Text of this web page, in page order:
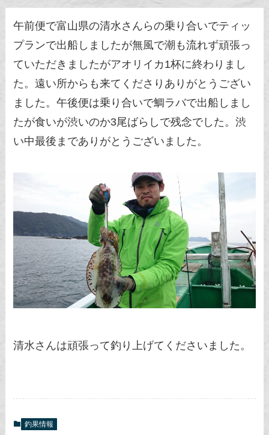
午前便で富山県の清水さんらの乗り合いでティッ
プランで出船しましたが無風で潮も流れず頑張っ
ていただきましたがアオリイカ1杯に終わりまし
た。遠い所からも来てくださりありがとうござい
ました。午後便は乗り合いで鯛ラバで出船しまし
たが食いが渋いのか3尾ばらしで残念でした。渋
い中最後までありがとうございました。
清水さんは頑張って釣り上げてくださいました。
釣果情報